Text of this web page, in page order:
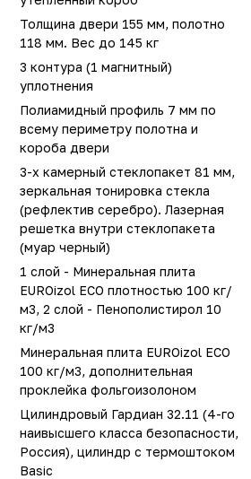
Толщина двери 155 мм, полотно
118 мм. Вес до 145 кг
3 контура (1 магнитный)
уплотнения
Полиамидный профиль 7 мм по
всему периметру полотна и
короба двери
3-х камерный стеклопакет 81 мм,
зеркальная тонировка стекла
(рефлектив серебро). Лазерная
решетка внутри стеклопакета
(муар черный)
1 слой - Минеральная плита
EUROizol ECO плотностью 100 кг/
м3, 2 слой - Пенополистирол 10
кг/м3
Минеральная плита EUROizol ECO
100 кг/м3, дополнительная
проклейка фольгоизолоном
Цилиндровый Гардиан 32.11 (4-го
наивысшего класса безопасности,
Россия), цилиндр с термоштоком
Basic